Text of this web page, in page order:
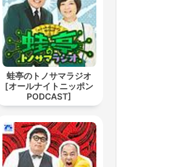
蛙亭のトノサマラジオ
[オールナイトニッポン
PODCAST]